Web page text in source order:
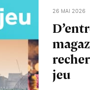
26 MAI 2026
jeu